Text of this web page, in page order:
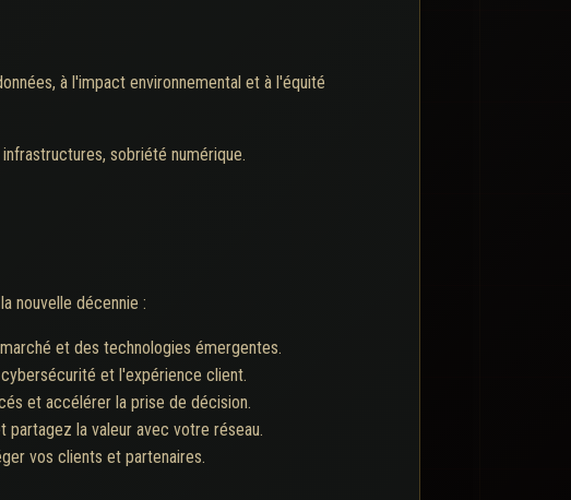
à l'impact environnemental et à l'équité
sobriété numérique.
nouvelle décennie :
et des technologies émergentes.
et l'expérience client.
et accélérer la prise de décision.
partagez la valeur avec votre réseau.
vos clients et partenaires.